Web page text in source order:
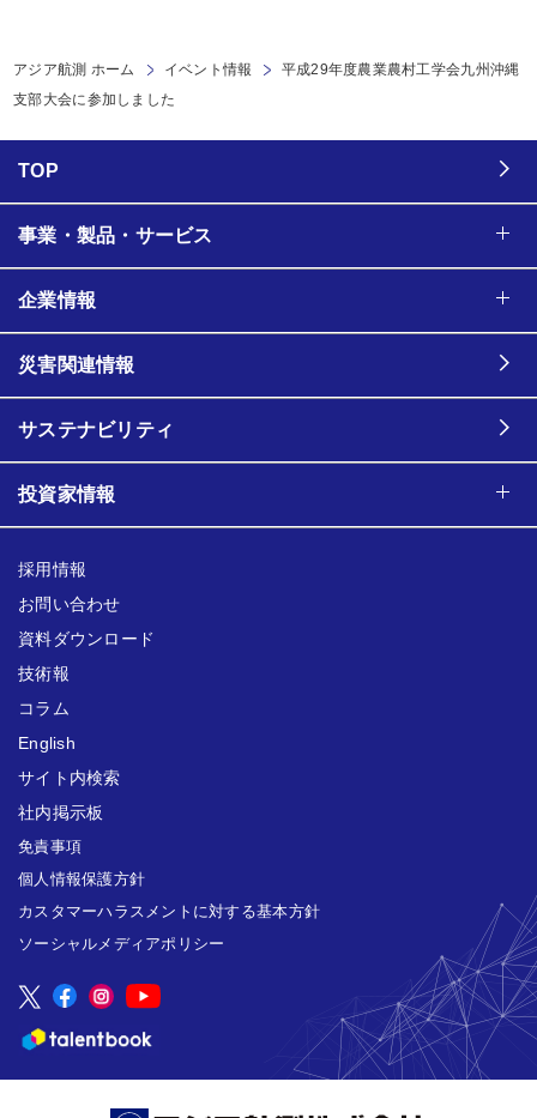
アジア航測 ホーム イベント情報
平成29年度農業農村工学会九州沖縄
支部大会に参加しました
TOP
事業・製品・サービス
企業情報
災害関連情報
サステナビリティ
投資家情報
採用情報
お問い合わせ
資料ダウンロード
技術報
コラム
English
サイト内検索
社内掲示板
免責事項
個人情報保護方針
カスタマーハラスメントに対する基本方針
ソーシャルメディアポリシー